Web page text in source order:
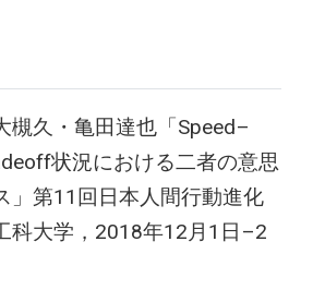
槻久・亀田達也「Speed–
状況における二者の意思
」第11回日本人間行動進化
科大学，2018年12月1日–2